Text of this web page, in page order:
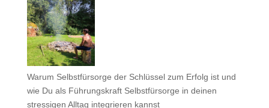
Warum Selbstfürsorge der Schlüssel zum Erfolg ist und
wie Du als Führungskraft Selbstfürsorge in deinen
stressigen Alltag integrieren kannst